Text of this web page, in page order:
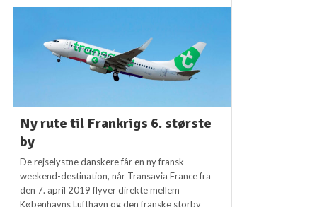
Ny rute til Frankrigs 6. største
by
De rejselystne danskere får en ny fransk
weekend-destination, når Transavia France fra
den 7. april 2019 flyver direkte mellem
Københavns Lufthavn og den franske storby